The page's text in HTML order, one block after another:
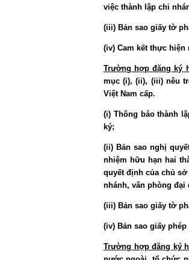
việc thành lập chi
(iii) Bản sao giấy tờ
(iv) Cam kết thực hiện
Trường hợp đăng ký
mục (i), (ii), (iii) nêu
Việt Nam cấp.
(i) Thông báo thành
ký;
(ii) Bản sao nghị
nhiệm hữu hạn hai
quyết định của chủ
nhánh, văn phòng đại
(iii) Bản sao giấy tờ
(iv) Bản sao giấy
Trường hợp đăng ký